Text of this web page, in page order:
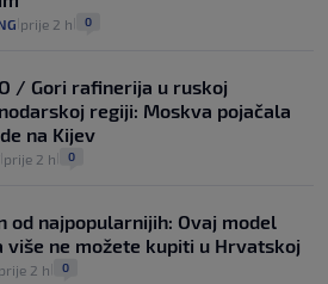
prije 2 h 0
/ Gori rafinerija u ruskoj
regiji: Moskva pojačala
na Kijev
prije 2 h 0
od najpopularnijih: Ovaj model
više ne možete kupiti u Hrvatskoj
prije 2 h 0